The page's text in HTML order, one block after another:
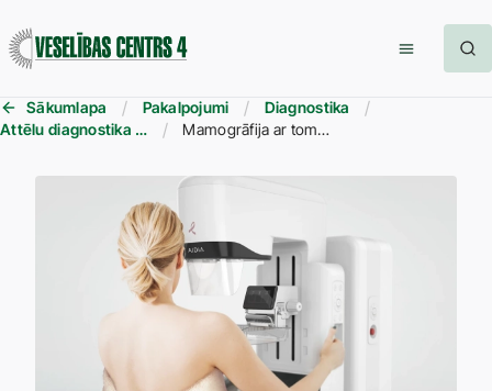
Sākumlapa Pakalpojumi
Diagnostika
Attēlu diagnostika (RTG, DT, MR u.c.)
Mamogrāfija ar tomosintēzi